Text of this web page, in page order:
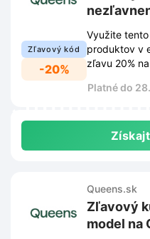
Zľavový kód
-20%
Využite
produktov v
zľavu 20%
Platné do
Queens.sk
Zľavový
model na